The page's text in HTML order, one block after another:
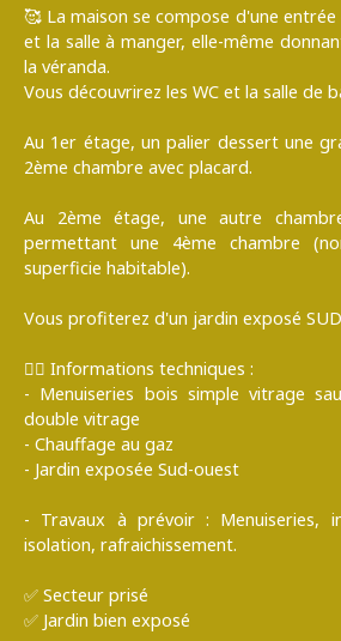
🥰 La maison se compose d'une
et la salle à manger, elle-même
la véranda.
Vous découvrirez les WC et la salle de
Au 1er étage, un palier dessert une
2ème chambre avec placard.
Au 2ème étage, une autre
permettant une 4ème chambre
superficie habitable).
Vous profiterez d'un jardin exposé
✍🏼 Informations techniques :
- Menuiseries bois simple vitrage
double vitrage
- Chauffage au gaz
- Jardin exposée Sud-ouest
- Travaux à prévoir : Menuiseries,
isolation, rafraichissement.
✅ Secteur prisé
✅ Jardin bien exposé